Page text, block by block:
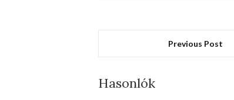
Previous Post
Hasonlók